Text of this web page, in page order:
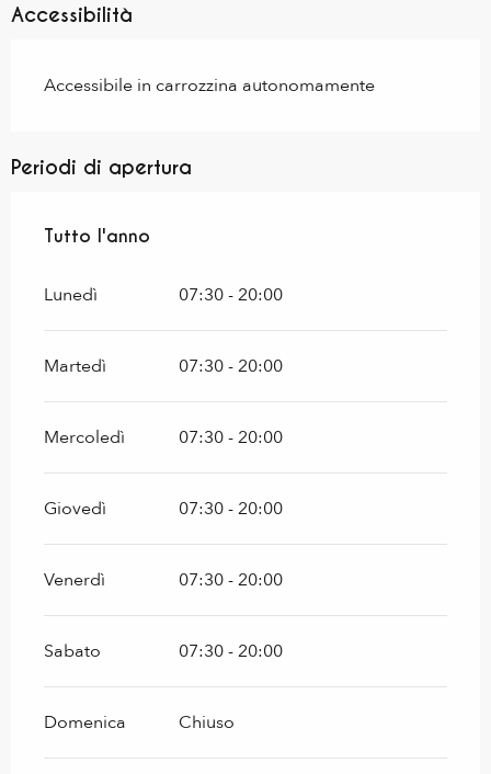
Accessibilità
Accessibile in carrozzina autonomamente
Periodi di apertura
Tutto l'anno
Tutto l'anno
Lunedì 07:30 - 20:00
Martedì 07:30 - 20:00
Mercoledì 07:30 - 20:00
Giovedì 07:30 - 20:00
Venerdì 07:30 - 20:00
Sabato 07:30 - 20:00
Domenica Chiuso